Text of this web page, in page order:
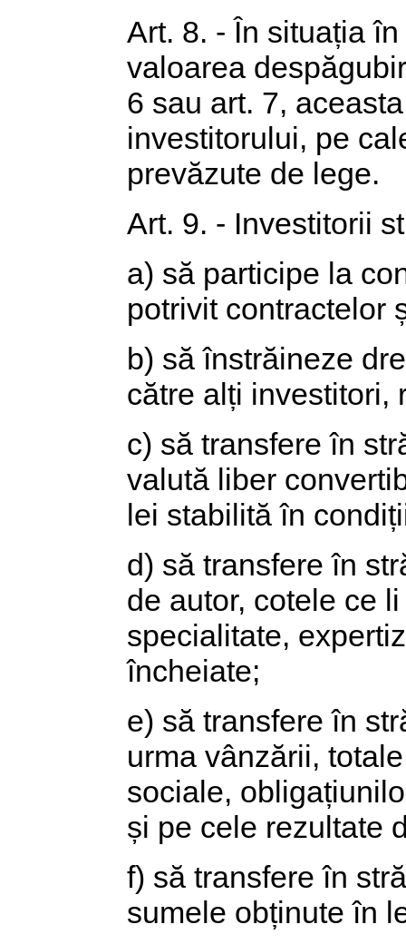
Art. 8. - În situația
valoarea
6 sau art. 7,
investitorului, pe
prevăzute de lege.
Art. 9. - Investitorii
a) să participe la
potrivit contractelor
b) să înstrăineze
către alți investitori,
c) să transfere în
valută liber
lei stabilită în
d) să transfere în
de autor, cotele ce
specialitate,
încheiate;
e) să transfere în
urma vânzării,
sociale,
și pe cele rezultate
f) să transfere în
sumele obținute în